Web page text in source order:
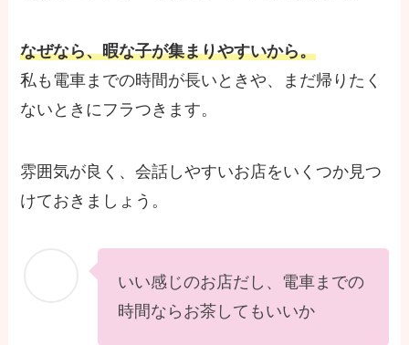
なぜなら、暇な子が集まりやすいから。
私も電車までの時間が長いときや、まだ帰りたく
ないときにフラつきます。
雰囲気が良く、会話しやすいお店をいくつか見つ
けておきましょう。
いい感じのお店だし、電車までの
時間ならお茶してもいいか